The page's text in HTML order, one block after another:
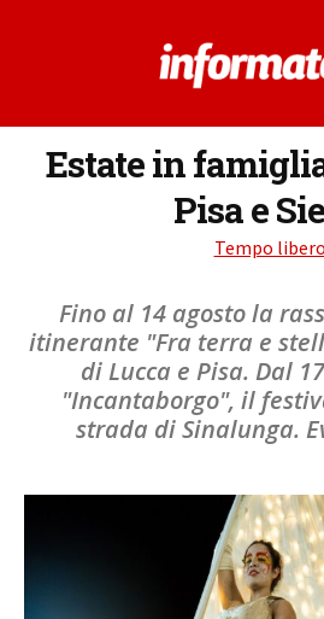
Estate in
Pisa e
Tempo libero
Fino al 14 agosto la
itinerante "Fra terra e
di Lucca e Pisa. Dal
"Incantaborgo", il
strada di Sinalunga.